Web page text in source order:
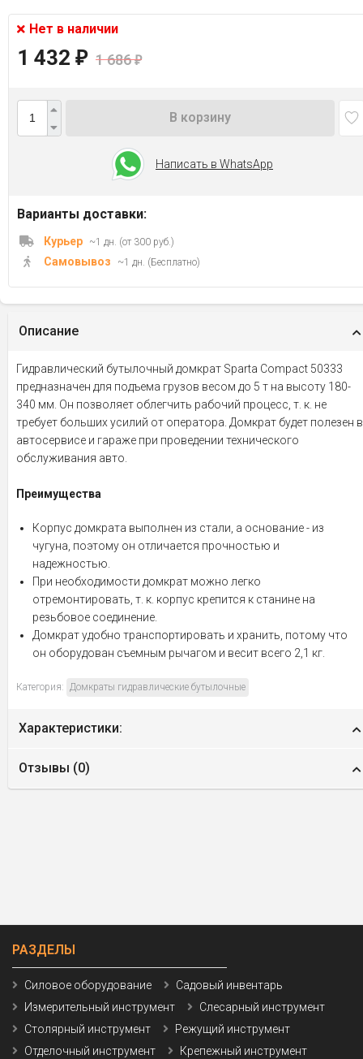
Нет в наличии
1 432 ₽ 1 686₽
В корзину
Написать в WhatsApp
Варианты доставки:
Курьер ~1 дн. (от 300 руб.)
Самовывоз ~1 дн. (Бесплатно)
Описание
Гидравлический бутылочный домкрат Sparta Compact 50333
предназначен для подъема грузов весом до 5 т на высоту 180-
340 мм. Он позволяет облегчить рабочий процесс, т. к. не
требует больших усилий от оператора. Домкрат будет полезен в
автосервисе и гараже при проведении технического
обслуживания авто.
Преимущества
Корпус домкрата выполнен из стали, а основание - из
чугуна, поэтому он отличается прочностью и
надежностью.
При необходимости домкрат можно легко
отремонтировать, т. к. корпус крепится к станине на
резьбовое соединение.
Домкрат удобно транспортировать и хранить, потому что
он оборудован съемным рычагом и весит всего 2,1 кг.
Категория: Домкраты гидравлические бутылочные
Характеристики:
Отзывы (0)
РАЗДЕЛЫ
Силовое оборудование
Садовый инвентарь
Измерительный инструмент
Слесарный инструмент
Столярный инструмент
Режущий инструмент
Отделочный инструмент
Крепежный инструмент